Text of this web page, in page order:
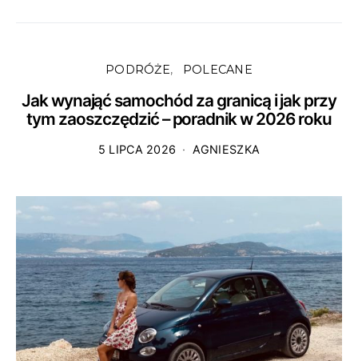
PODRÓŻE POLECANE
Jak wynająć samochód za granicą i jak przy
tym zaoszczędzić – poradnik w 2026 roku
5 LIPCA 2026 AGNIESZKA